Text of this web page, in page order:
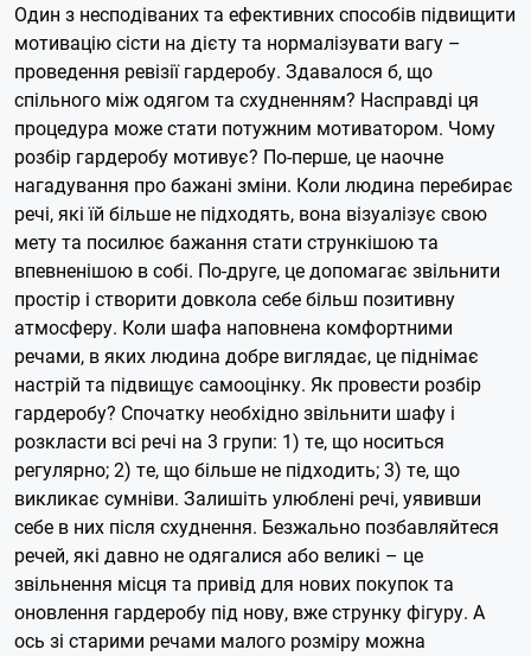
Один з несподіваних та ефективних способів підвищити
мотивацію сісти на дієту та нормалізувати вагу –
проведення ревізії гардеробу. Здавалося б, що
спільного між одягом та схудненням? Насправді ця
процедура може стати потужним мотиватором. Чому
розбір гардеробу мотивує? По-перше, це наочне
нагадування про бажані зміни. Коли людина перебирає
речі, які їй більше не підходять, вона візуалізує свою
мету та посилює бажання стати стрункішою та
впевненішою в собі. По-друге, це допомагає звільнити
простір і створити довкола себе більш позитивну
атмосферу. Коли шафа наповнена комфортними
речами, в яких людина добре виглядає, це піднімає
настрій та підвищує самооцінку. Як провести розбір
гардеробу? Спочатку необхідно звільнити шафу і
розкласти всі речі на 3 групи: 1) те, що носиться
регулярно; 2) те, що більше не підходить; 3) те, що
викликає сумніви. Залишіть улюблені речі, уявивши
себе в них після схуднення. Безжально позбавляйтеся
речей, які давно не одягалися або великі – це
звільнення місця та привід для нових покупок та
оновлення гардеробу під нову, вже струнку фігуру. А
ось зі старими речами малого розміру можна